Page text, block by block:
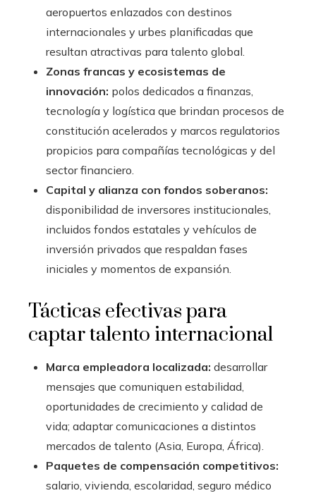
aeropuertos enlazados con destinos
internacionales y urbes planificadas que
resultan atractivas para talento global.
Zonas francas y ecosistemas de
innovación: polos dedicados a finanzas,
tecnología y logística que brindan procesos de
constitución acelerados y marcos regulatorios
propicios para compañías tecnológicas y del
sector financiero.
Capital y alianza con fondos soberanos:
disponibilidad de inversores institucionales,
incluidos fondos estatales y vehículos de
inversión privados que respaldan fases
iniciales y momentos de expansión.
Tácticas efectivas para
captar talento internacional
Marca empleadora localizada: desarrollar
mensajes que comuniquen estabilidad,
oportunidades de crecimiento y calidad de
vida; adaptar comunicaciones a distintos
mercados de talento (Asia, Europa, África).
Paquetes de compensación competitivos:
salario, vivienda, escolaridad, seguro médico